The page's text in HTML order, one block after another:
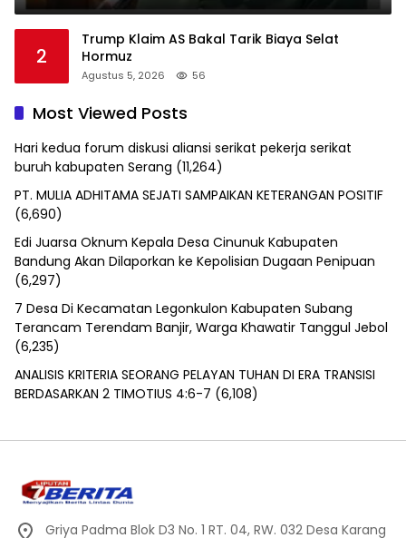
2
Trump Klaim AS Bakal Tarik Biaya Selat
Hormuz
Agustus 5, 2026 56
Most Viewed Posts
Hari kedua forum diskusi aliansi serikat pekerja serikat
buruh kabupaten Serang (11,264)
PT. MULIA ADHITAMA SEJATI SAMPAIKAN KETERANGAN POSITIF
(6,690)
Edi Juarsa Oknum Kepala Desa Cinunuk Kabupaten
Bandung Akan Dilaporkan ke Kepolisian Dugaan Penipuan
(6,297)
7 Desa Di Kecamatan Legonkulon Kabupaten Subang
Terancam Terendam Banjir, Warga Khawatir Tanggul Jebol
(6,235)
ANALISIS KRITERIA SEORANG PELAYAN TUHAN DI ERA TRANSISI
BERDASARKAN 2 TIMOTIUS 4:6-7 (6,108)
Griya Padma Blok D3 No. 1 RT. 04, RW. 032 Desa Karang